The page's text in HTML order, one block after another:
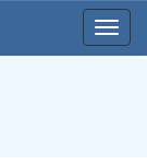
Toggle